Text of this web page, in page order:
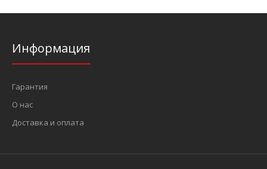
Информация
Гарантия
О нас
Доставка и оплата